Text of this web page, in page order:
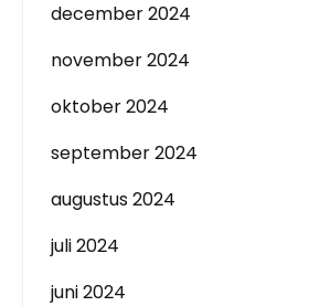
december 2024
november 2024
oktober 2024
september 2024
augustus 2024
juli 2024
juni 2024